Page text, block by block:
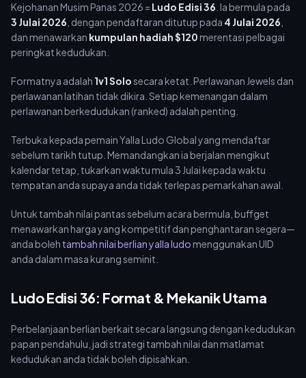
Kejohanan Musim Panas 2026 = Ludo Edisi 36 . Ia bermula pada
3 Julai 2026 , dengan pendaftaran ditutup pada 4 Julai 2026
dan menawarkan kumpulan hadiah $120merentasi pelbagai
peringkat kedudukan.
Formatnya adalah 1v1 Solosecara ketat. Perlawanan Jewels dan
perlawanan latihan tidak dikira. Setiap kemenangan dalam
perlawanan berkedudukan (ranked) adalah penting.
Terbuka kepada pemain Yalla Ludo Global yang mendaftar
sebelum tarikh tutup. Memandangkan ia berjalan mengikut
kalendar tetap, tukarkan waktu mula 3 Julai kepada waktu
tempatan anda supaya anda tidak terlepas pemarkahan awal.
Untuk tambah nilai pantas sebelum acara bermula, buffget
menawarkan harga yang kompetitif dan penghantaran segera—
anda boleh tambah nilai berlian yalla ludomenggunakan UID
anda dalam masa kurang seminit.
Ludo Edisi 36: Format & Mekanik Utama
Perbelanjaan berlian berkait secara langsung dengan kedudukan
papan pendahulu, jadi strategi tambah nilai dan matlamat
kedudukan anda tidak boleh dipisahkan.